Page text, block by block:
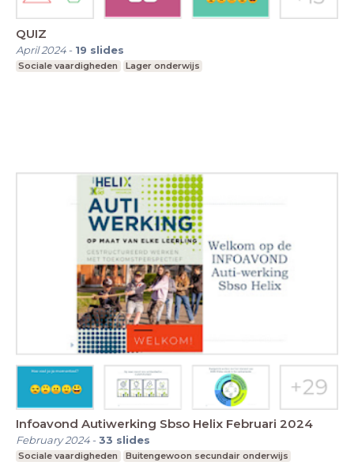
QUIZ
April 2024- 19 slides
Sociale vaardigheden Lager onderwijs
Infoavond Autiwerking Sbso Helix Februari 2024
February 2024-33 slides
Sociale vaardigheden Buitengewoon secundair onderwijs